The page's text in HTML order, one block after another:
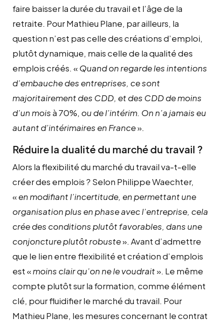
faire baisser la durée du travail et l’âge de la
retraite. Pour Mathieu Plane, par ailleurs, la
question n’est pas celle des créations d’emploi,
plutôt dynamique, mais celle de la qualité des
emplois créés. «Quand on regarde les intentions
d’embauche des entreprises, ce sont
majoritairement des CDD, et des CDD de moins
d’un moisà 70%, ou de l’intérim. On n’a jamais eu
autant d’intérimaires en France».
Réduire la dualité du marché du travail ?
Alors la flexibilité du marché du travail va-t-elle
créer des emplois ? Selon Philippe Waechter,
«en modifiant l’incertitude, en permettant une
organisation plus en phase avec l’entreprise, cela
crée des conditions plutôt favorables, dans une
conjoncture plutôt robuste». Avant d’admettre
que le lien entre flexibilité et création d’emplois
est «moins clair qu’on ne le voudrait». Le même
compte plutôt sur la formation, comme élément
clé, pour fluidifier le marché du travail. Pour
Mathieu Plane, les mesures concernant le contrat